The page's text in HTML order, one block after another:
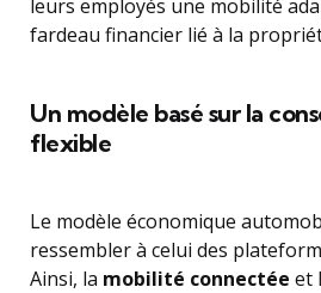
leurs employés une mobilité
fardeau financier lié à la
Un modèle basé sur la
flexible
Le modèle économique
ressembler à celui des
Ainsi, la mobilité connectée et